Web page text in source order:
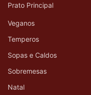
Prato Principal
Veganos
Temperos
Sopas e Caldos
Sobremesas
Natal